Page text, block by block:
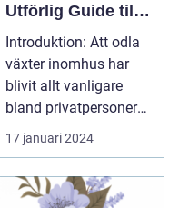
Utförlig Guide till
Populära
Inomhusväxter
Introduktion: Att odla
växter inomhus har
blivit allt vanligare
bland privatpersoner
för att skapa e...
17 januari 2024